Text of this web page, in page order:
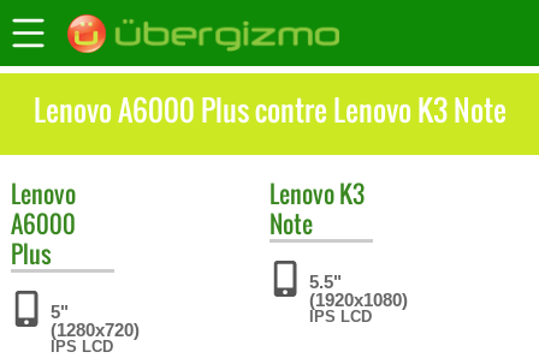
Lenovo A6000 Plus contre Lenovo K3 Note
Lenovo
A6000
Plus
5"
(1280x720)
IPS LCD
LenovoK3
Note
5.5"
(1920x1080)
IPS LCD